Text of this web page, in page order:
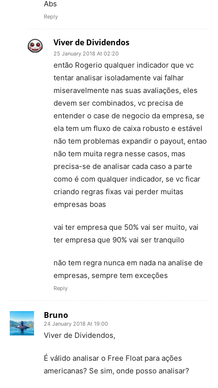
Abs
Reply
Viver de Dividendos
25 January 2018 At 02:20
então Rogerio qualquer indicador que vc
tentar analisar isoladamente vai falhar
miseravelmente nas suas avaliações, eles
devem ser combinados, vc precisa de
entender o case de negocio da empresa, se
ela tem um fluxo de caixa robusto e estável
não tem problemas expandir o payout, entao
não tem muita regra nesse casos, mas
precisa-se de analisar cada caso a parte
como é com qualquer indicador, se vc ficar
criando regras fixas vai perder muitas
empresas boas
vai ter empresa que 50% vai ser muito, vai
ter empresa que 90% vai ser tranquilo
não tem regra nunca em nada na analise de
empresas, sempre tem exceções
Reply
Bruno
24 January 2018 At 19:00
Viver de Dividendos,
É válido analisar o Free Float para ações
americanas? Se sim, onde posso analisar?